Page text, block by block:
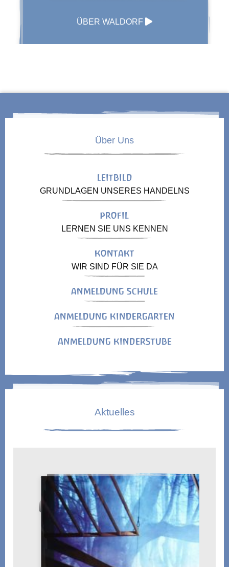
ÜBER WALDORF
Über Uns
LEITBILD
GRUNDLAGEN UNSERES HANDELNS
PROFIL
LERNEN SIE UNS KENNEN
KONTAKT
WIR SIND FÜR SIE DA
ANMELDUNG SCHULE
ANMELDUNG KINDERGARTEN
ANMELDUNG KINDERSTUBE
Aktuelles